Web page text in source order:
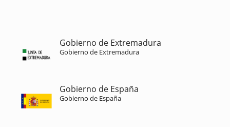
Gobierno de Extremadura
Gobierno de Extremadura
Gobierno de España
Gobierno de España